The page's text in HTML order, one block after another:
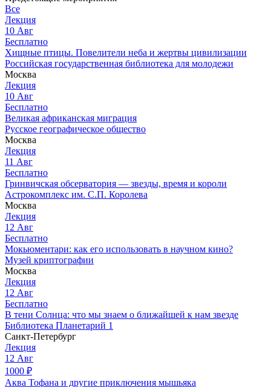
Все
Лекция
10 Авг
Бесплатно
Хищные птицы. Повелители неба и жертвы цивилизации
Российская государственная библиотека для молодежи
Москва
Лекция
10 Авг
Бесплатно
Великая африканская миграция
Русское географическое общество
Москва
Лекция
11 Авг
Бесплатно
Гринвичская обсерватория — звезды, время и короли
Астрокомплекс им. С.П. Королева
Москва
Лекция
12 Авг
Бесплатно
Мокьюментари: как его использовать в научном кино?
Музей криптографии
Москва
Лекция
12 Авг
Бесплатно
В тени Солнца: что мы знаем о ближайшей к нам звезде
Библиотека Планетарий 1
Санкт-Петербург
Лекция
12 Авг
1000 ₽
Аква Тофана и другие приключения мышьяка